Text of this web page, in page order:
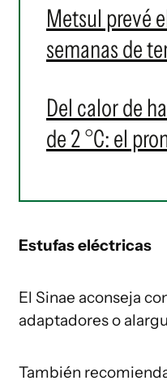
Metsul prevé
semanas de
Del calor de
de 2 °C: el
Estufas eléctricas
El Sinae aconseja
adaptadores o
También